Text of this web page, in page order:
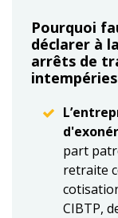
Pourquoi
déclarer à
arrêts de
intempéries
part
retraite
CIBTP,